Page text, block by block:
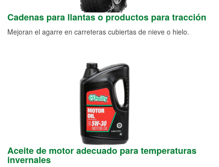
Cadenas para llantas o productos para tracción
Mejoran el agarre en carreteras cubiertas de nieve o hielo.
Aceite de motor adecuado para temperaturas
invernales